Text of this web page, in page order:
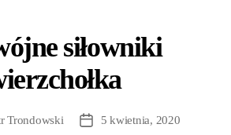
siłowniki
Trondowski 5 kwietnia, 2020